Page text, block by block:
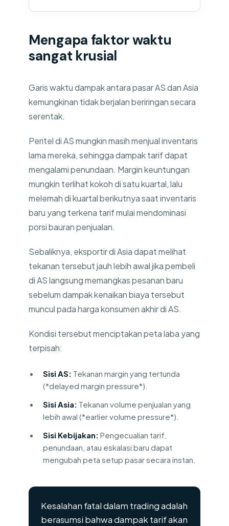
Mengapa faktor waktu
sangat krusial
Garis waktu dampak antara pasar AS dan Asia
kemungkinan tidak berjalan beriringan secara
serentak.
Peritel di AS mungkin masih menjual inventaris
lama mereka, sehingga dampak tarif dapat
mengalami penundaan. Margin keuntungan
mungkin terlihat kokoh di satu kuartal, lalu
melemah di kuartal berikutnya saat inventaris
baru yang terkena tarif mulai mendominasi
porsi bauran penjualan.
Sebaliknya, eksportir di Asia dapat melihat
tekanan tersebut jauh lebih awal jika pembeli
di AS langsung memangkas pesanan baru
sebelum dampak kenaikan biaya tersebut
muncul pada harga konsumen akhir di AS.
Kondisi tersebut menciptakan peta laba yang
terpisah:
Sisi AS: Tekanan margin yang tertunda
(*delayed margin pressure*).
Sisi Asia: Tekanan volume penjualan yang
lebih awal (*earlier volume pressure*).
Sisi Kebijakan: Pengecualian tarif,
penundaan, atau eskalasi baru dapat
mengubah peta setup pasar secara instan.
Kesalahan fatal dalam trading adalah
berasumsi bahwa dampak tarif akan